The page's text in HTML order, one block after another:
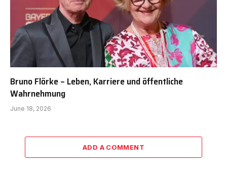
Bruno Flörke – Leben, Karriere und öffentliche
Wahrnehmung
June 18, 2026
ADD A COMMENT